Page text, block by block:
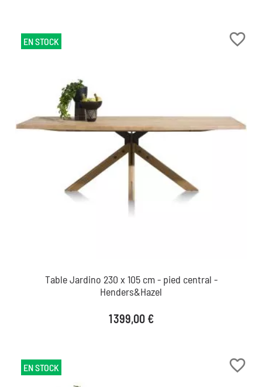
favorite_border
Table Jardino 230 x 105 cm - pied central -
Henders&Hazel
Prix
1 399,00 €
EN STOCK
favorite_border
EN STOCK